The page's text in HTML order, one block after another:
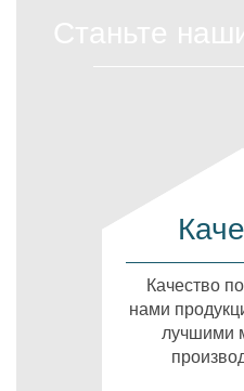
Качество
нами
лучшими